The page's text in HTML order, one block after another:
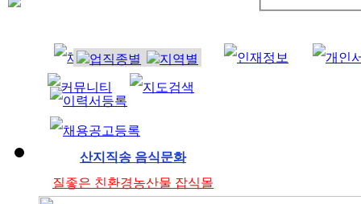
산지직송 음식문화
질좋은 친환경농산물 잡식몰